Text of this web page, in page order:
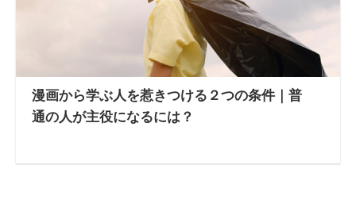
漫画から学ぶ人を惹きつける２つの条件｜普
通の人が主役になるには？